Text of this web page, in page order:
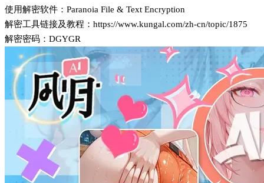
使用解密软件：Paranoia File & Text Encryption
解密工具链接及教程：https://www.kungal.com/zh-cn/topic/1875
解密密码：DGYGR